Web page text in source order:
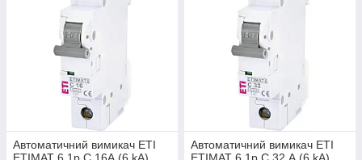
Автоматичний вимикач ETI
Автоматичний вимикач ETI